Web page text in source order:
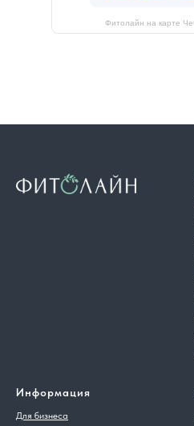
Фитолайн на карте
Информация
Для бизнеса